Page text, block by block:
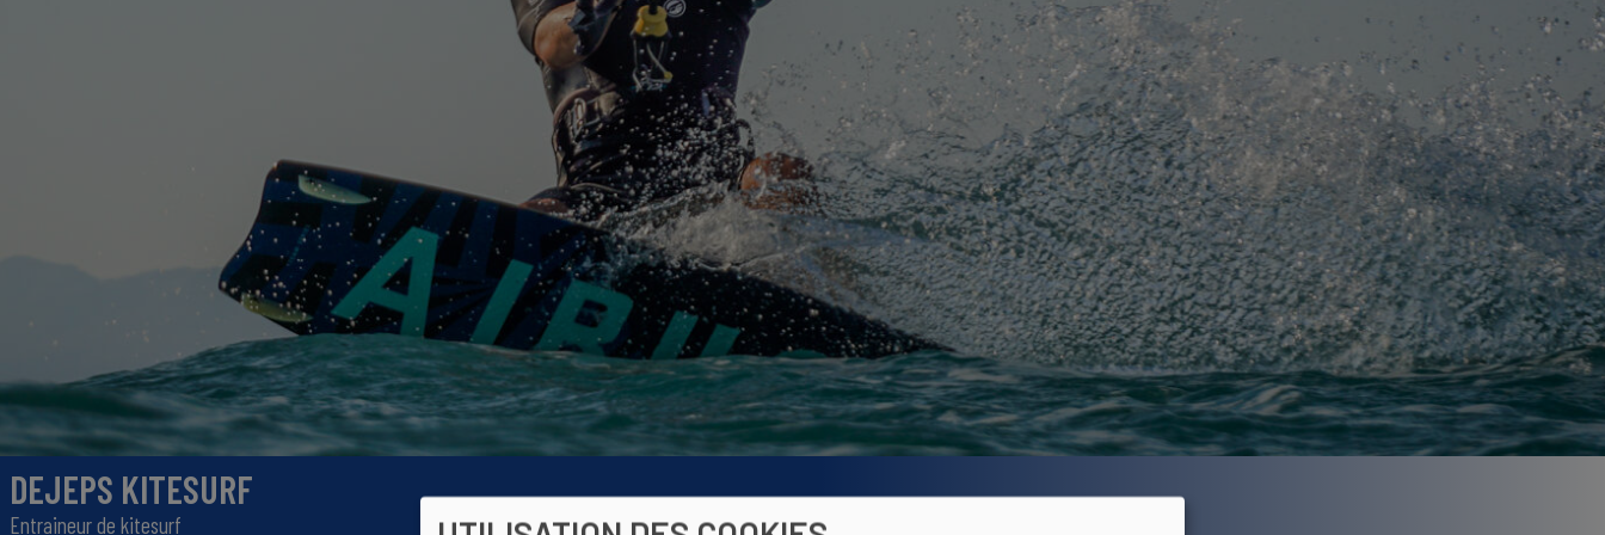
DEJEPS KITESURF
Entraineur de kitesurf